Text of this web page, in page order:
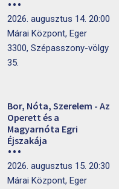
2026. augusztus 14. 20:00
Márai Központ, Eger
3300, Szépasszony-völgy
35.
Bor, Nóta, Szerelem - Az
Operett és a
Magyarnóta Egri
Éjszakája
2026. augusztus 15. 20:30
Márai Központ, Eger